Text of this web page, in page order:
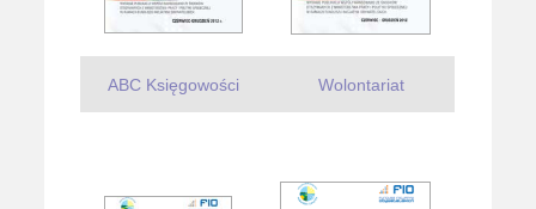
ABC Księgowości Wolontariat